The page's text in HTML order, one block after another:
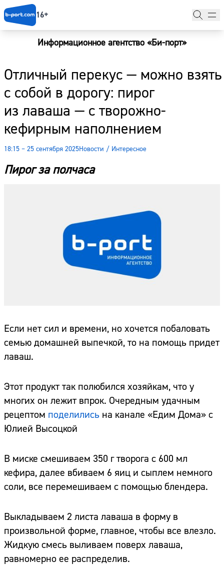
16+
Информационное агентство «Би-порт»
Отличный перекус — можно взять
с собой в дорогу: пирог
из лаваша — с творожно-
кефирным наполнением
18:15 – 25 сентября 2025Новости / Интересное
Пирог за полчаса
Если нет сил и времени, но хочется побаловать
семью домашней выпечкой, то на помощь придет
лаваш.
Этот продукт так полюбился хозяйкам, что у
многих он лежит впрок. Очередным удачным
рецептом поделились на канале «Едим Дома» с
Юлией Высоцкой
В миске смешиваем 350 г творога с 600 мл
кефира, далее вбиваем 6 яиц и сыплем немного
соли, все перемешиваем с помощью блендера.
Выкладываем 2 листа лаваша в форму в
произвольной форме, главное, чтобы все влезло.
Жидкую смесь выливаем поверх лаваша,
равномерно ее распределив.
Новости
Наши гости
Фоторепортажи
Погода
Курсы валют